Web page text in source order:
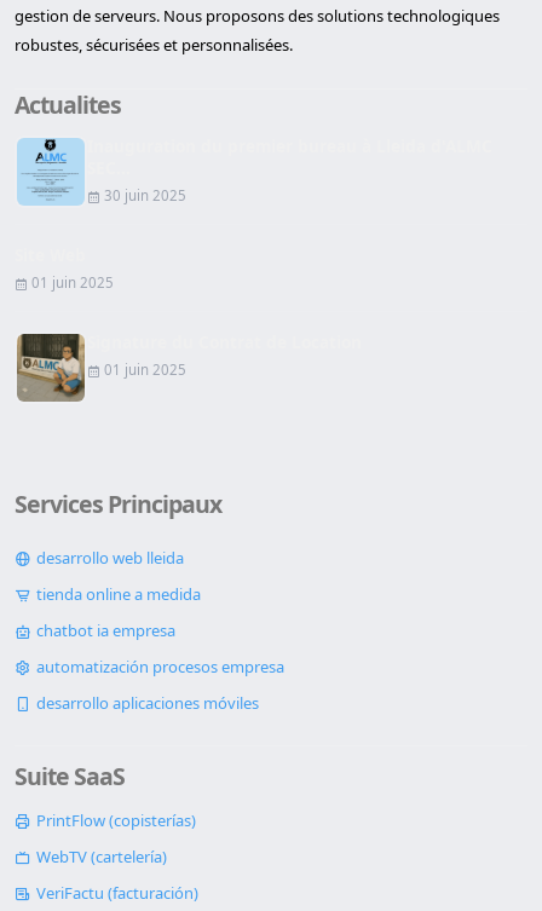
gestion de serveurs. Nous proposons des solutions technologiques
robustes, sécurisées et personnalisées.
Actualites
30 juin 2025
01 juin 2025
01 juin 2025
Services Principaux
desarrollo web lleida
tienda online a medida
chatbot ia empresa
automatización procesos empresa
desarrollo aplicaciones móviles
Suite SaaS
PrintFlow (copisterías)
WebTV (cartelería)
VeriFactu (facturación)